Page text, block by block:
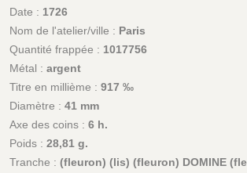
Date : 1726
Nom de l'atelier/ville : Paris
Quantité frappée : 1017756
Métal : argent
Titre en millième : 917 ‰
Diamètre : 41 mm
Axe des coins : 6 h.
Poids : 28,81 g.
Tranche : (fleuron) (lis) (fleuron) DOMINE